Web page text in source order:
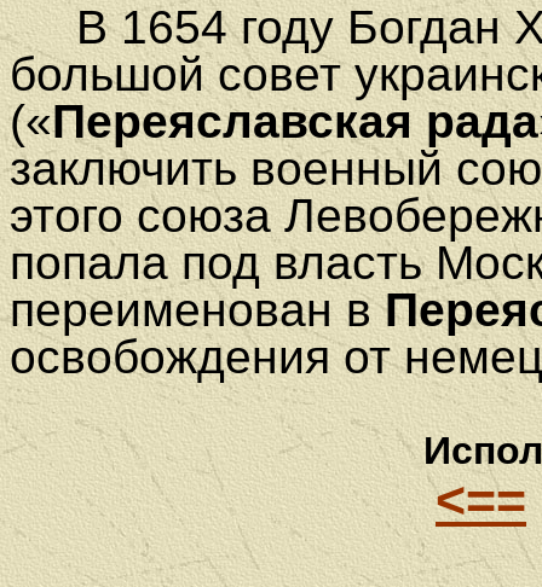
В 1654 году Богдан
большой совет
(«Переяславская рада
заключить военный
этого союза
попала под власть
переименован в
освобождения от
<==